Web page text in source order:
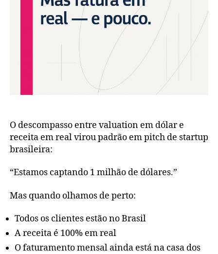
O descompasso entre valuation em dólar e
receita em real virou padrão em pitch de startup
brasileira:
“Estamos captando 1 milhão de dólares.”
Mas quando olhamos de perto:
Todos os clientes estão no Brasil
A receita é 100% em real
O faturamento mensal ainda está na casa dos